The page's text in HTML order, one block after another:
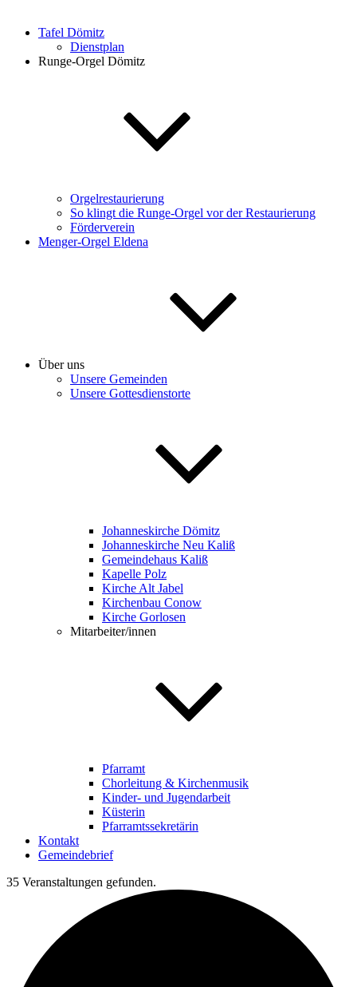
Tafel Dömitz
Dienstplan
Runge-Orgel Dömitz
Orgelrestaurierung
So klingt die Runge-Orgel vor der Restaurierung
Förderverein
Menger-Orgel Eldena
Über uns
Unsere Gemeinden
Unsere Gottesdienstorte
Johanneskirche Dömitz
Johanneskirche Neu Kaliß
Gemeindehaus Kaliß
Kapelle Polz
Kirche Alt Jabel
Kirchenbau Conow
Kirche Gorlosen
Mitarbeiter/innen
Pfarramt
Chorleitung & Kirchenmusik
Kinder- und Jugendarbeit
Küsterin
Pfarramtssekretärin
Kontakt
Gemeindebrief
35 Veranstaltungen gefunden.